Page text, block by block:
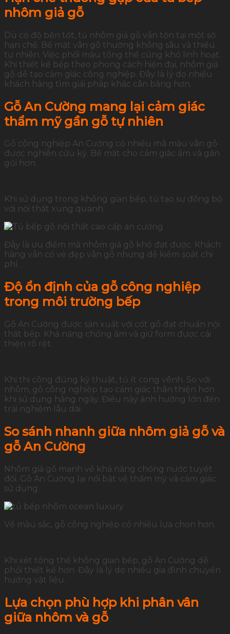
nhôm giả gỗ
Dù có độ bền tốt, tủ nhôm giả gỗ vẫn tồn tại một số
hạn chế. Bề mặt vân gỗ thường không sâu và thiếu
tự nhiên. Việc phối màu tổng thể cũng khó linh hoạt.
Khi thiết kế bếp theo phong cách hiện đại, nhôm giả
gỗ dễ tạo cảm giác công nghiệp. Đây là lý do nhiều
khách hàng tìm giải pháp khác cân bằng hơn.
Gỗ An Cường mang lại cảm giác
thẩm mỹ gần gỗ tự nhiên
Gỗ công nghiệp An Cường có nhiều mã màu vân gỗ
được nghiên cứu kỹ. Bề mặt cho cảm giác ấm và gần
gũi hơn.
Khi sử dụng trong không gian bếp, tủ tạo sự đồng bộ
với nội thất xung quanh.
Đây là ưu điểm mà nhôm giả gỗ khó đạt được. Khách
hàng vẫn có vẻ đẹp vân gỗ nhưng dễ kiểm soát chi
phí.
Độ ổn định của gỗ công nghiệp
trong môi trường bếp
Gỗ An Cường được sản xuất với cốt gỗ đạt chuẩn nội
thất bếp. Khả năng chống ẩm và giữ form được cải
thiện rõ rệt.
Khi thi công đúng kỹ thuật, tủ ít cong vênh. So với
nhôm, gỗ công nghiệp tạo cảm giác thân thiện hơn
khi sử dụng hằng ngày. Điều này ảnh hưởng lớn đến
trải nghiệm lâu dài.
So sánh nhanh giữa nhôm giả gỗ và
gỗ An Cường
Nhôm giả gỗ mạnh về khả năng chống nước tuyệt
đối. Gỗ An Cường lại nổi bật về thẩm mỹ và cảm giác
sử dụng.
Về màu sắc, gỗ công nghiệp có nhiều lựa chọn hơn.
Khi xét tổng thể không gian bếp, gỗ An Cường dễ
phối thiết kế hơn. Đây là lý do nhiều gia đình chuyển
hướng vật liệu.
Lựa chọn phù hợp khi phân vân
giữa nhôm và gỗ